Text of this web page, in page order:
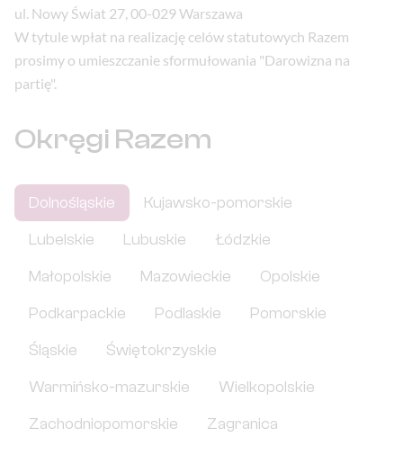
ul. Nowy Świat 27, 00-029 Warszawa
W tytule wpłat na realizację celów statutowych Razem
prosimy o umieszczanie sformułowania "Darowizna na
partię".
Okręgi Razem
Dolnośląskie
Kujawsko-pomorskie
Lubelskie
Lubuskie
Łódzkie
Małopolskie
Mazowieckie
Opolskie
Podkarpackie
Podlaskie
Pomorskie
Śląskie
Świętokrzyskie
Warmińsko-mazurskie
Wielkopolskie
Zachodniopomorskie
Zagranica